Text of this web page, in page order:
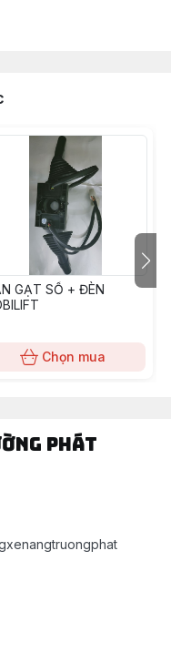
GẠT SỐ + ĐÈN
Chọn mua
PHÁT